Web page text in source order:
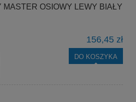
MASTER OSIOWY LEWY BIAŁY
156,45 zł
DO KOSZYKA